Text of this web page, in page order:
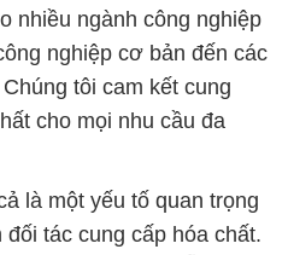
nhiều ngành công nghiệp
nghiệp cơ bản đến các
tôi cam kết cung
cho mọi nhu cầu đa
là một yếu tố quan trọng
tác cung cấp hóa chất.